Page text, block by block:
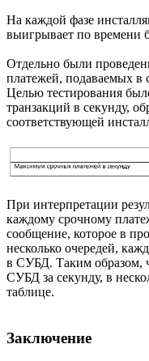
На каждой фазе
выигрывает по времени
Отдельно были
платежей, подаваемых в
Целью тестирования
транзакций в секунду,
соответствующей
При интерпретации
каждому срочному
сообщение, которое в
несколько очередей,
в СУБД. Таким образом,
СУБД за секунду, в
таблице.
Заключение